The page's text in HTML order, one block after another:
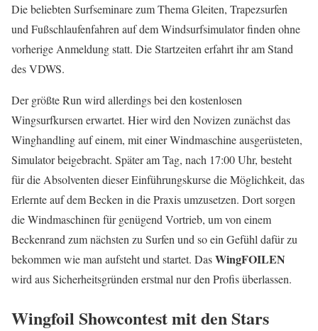
Die beliebten Surfseminare zum Thema Gleiten, Trapezsurfen
und Fußschlaufenfahren auf dem Windsurfsimulator finden ohne
vorherige Anmeldung statt. Die Startzeiten erfahrt ihr am Stand
des VDWS.
Der größte Run wird allerdings bei den kostenlosen
Wingsurfkursen erwartet. Hier wird den Novizen zunächst das
Winghandling auf einem, mit einer Windmaschine ausgerüsteten,
Simulator beigebracht. Später am Tag, nach 17:00 Uhr, besteht
für die Absolventen dieser Einführungskurse die Möglichkeit, das
Erlernte auf dem Becken in die Praxis umzusetzen. Dort sorgen
die Windmaschinen für genügend Vortrieb, um von einem
Beckenrand zum nächsten zu Surfen und so ein Gefühl dafür zu
bekommen wie man aufsteht und startet. DasWingFOILEN
wird aus Sicherheitsgründen erstmal nur den Profis überlassen.
Wingfoil Showcontest mit den Stars